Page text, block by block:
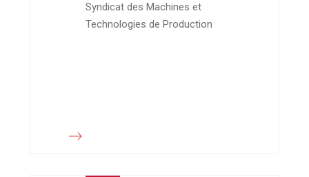
Syndicat des Machines et
Technologies de Production